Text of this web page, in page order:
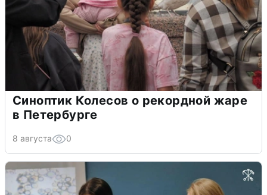
Синоптик Колесов о рекордной жаре
в Петербурге
8 августа 0